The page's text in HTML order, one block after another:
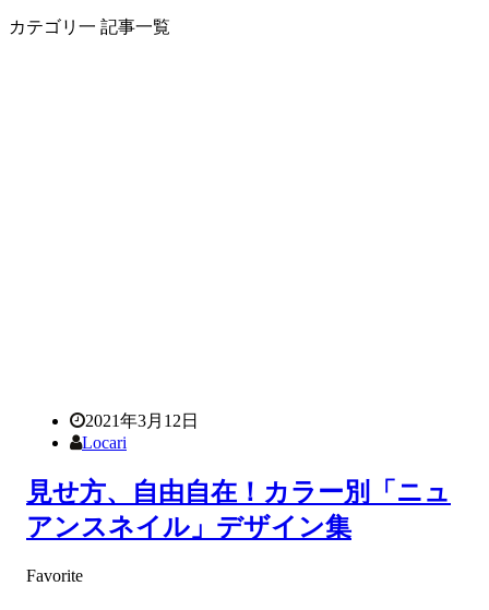
カテゴリ一 記事一覧
2021年3月12日
Locari
見せ方、自由自在！カラー別「ニュ
アンスネイル」デザイン集
Favorite